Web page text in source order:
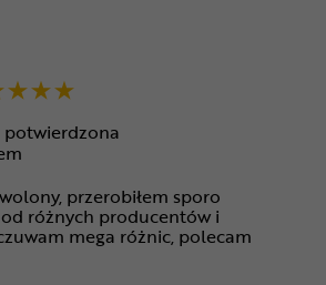
przerobiłem sporo
różnych producentów i
mega różnic, polecam